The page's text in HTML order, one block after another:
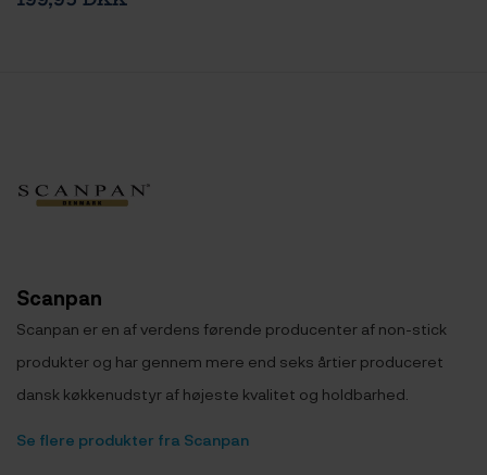
Scanpan
Scanpan er en af verdens førende producenter af non-stick
produkter og har gennem mere end seks årtier produceret
dansk køkkenudstyr af højeste kvalitet og holdbarhed.
Se flere produkter fra Scanpan